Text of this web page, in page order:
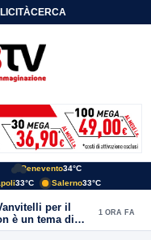
CERCA
Benevento34°C
33°C Salerno33°C
per il
è un tema di
Benevento”
1 ORA FA